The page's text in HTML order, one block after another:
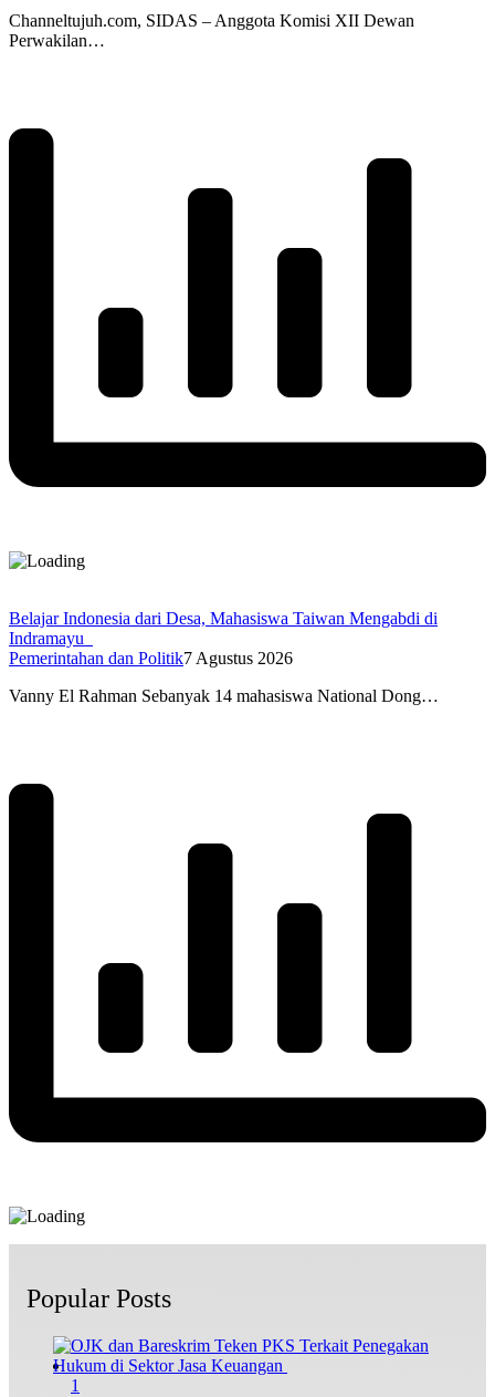
Channeltujuh.com, SIDAS – Anggota Komisi XII Dewan
Perwakilan…
Belajar Indonesia dari Desa, Mahasiswa Taiwan Mengabdi di
Indramayu
Pemerintahan dan Politik7 Agustus 2026
Vanny El Rahman Sebanyak 14 mahasiswa National Dong…
Popular Posts
1